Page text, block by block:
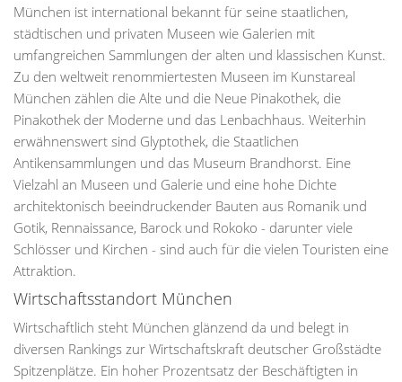
München ist international bekannt für seine staatlichen,
städtischen und privaten Museen wie Galerien mit
umfangreichen Sammlungen der alten und klassischen Kunst.
Zu den weltweit renommiertesten Museen im Kunstareal
München zählen die Alte und die Neue Pinakothek, die
Pinakothek der Moderne und das Lenbachhaus. Weiterhin
erwähnenswert sind Glyptothek, die Staatlichen
Antikensammlungen und das Museum Brandhorst. Eine
Vielzahl an Museen und Galerie und eine hohe Dichte
architektonisch beeindruckender Bauten aus Romanik und
Gotik, Rennaissance, Barock und Rokoko - darunter viele
Schlösser und Kirchen - sind auch für die vielen Touristen eine
Attraktion.
Wirtschaftsstandort München
Wirtschaftlich steht München glänzend da und belegt in
diversen Rankings zur Wirtschaftskraft deutscher Großstädte
Spitzenplätze. Ein hoher Prozentsatz der Beschäftigten in